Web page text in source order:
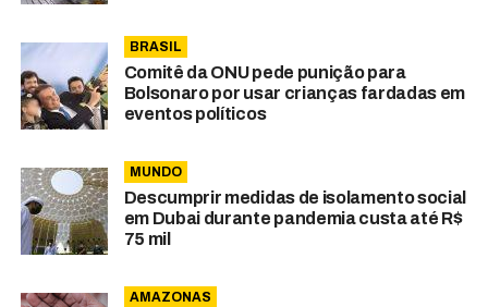
BRASIL
Comitê da ONU pede punição para
Bolsonaro por usar crianças fardadas em
eventos políticos
MUNDO
Descumprir medidas de isolamento social
em Dubai durante pandemia custa até R$
75 mil
AMAZONAS